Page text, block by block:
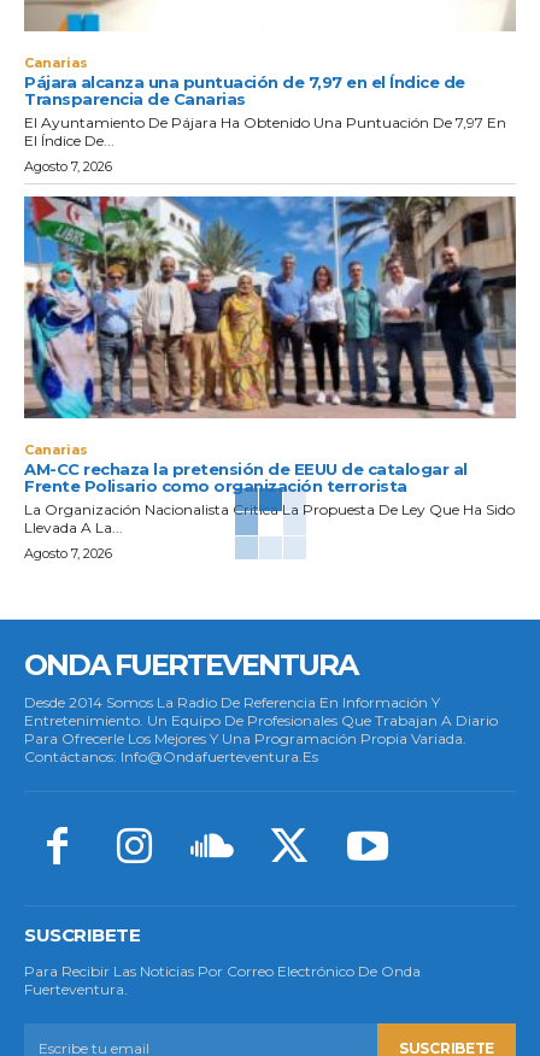
Canarias
Pájara alcanza una puntuación de 7,97 en el Índice de
Transparencia de Canarias
El Ayuntamiento De Pájara Ha Obtenido Una Puntuación De 7,97 En
El Índice De...
Agosto 7, 2026
Canarias
AM-CC rechaza la pretensión de EEUU de catalogar al
Frente Polisario como organización terrorista
La Organización Nacionalista Critica La Propuesta De Ley Que Ha Sido
Llevada A La...
Agosto 7, 2026
ONDA FUERTEVENTURA
Desde 2014 Somos La Radio De Referencia En Información Y
Entretenimiento. Un Equipo De Profesionales Que Trabajan A Diario
Para Ofrecerle Los Mejores Y Una Programación Propia Variada.
Contáctanos: Info@ondafuerteventura.es
SUSCRIBETE
Para Recibir Las Noticias Por Correo Electrónico De Onda
Fuerteventura.
SUSCRIBETE